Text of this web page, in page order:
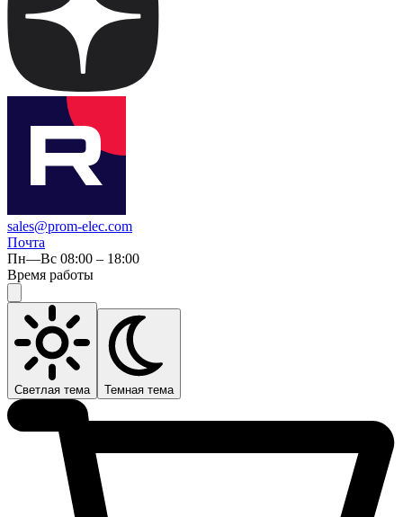
sales@prom-elec.com
Почта
Пн—Вс 08:00 – 18:00
Время работы
Светлая тема Темная тема